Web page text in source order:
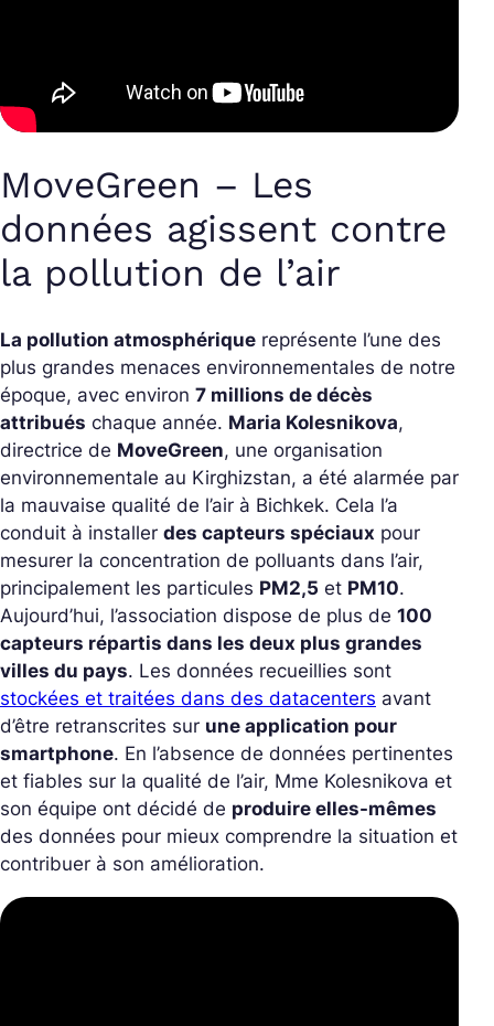
MoveGreen – Les
données agissent contre
la pollution de l’air
La pollution atmosphérique représente l’une des
plus grandes menaces environnementales de notre
époque, avec environ 7 millions de décès
attribués chaque année. Maria Kolesnikova,
directrice de MoveGreen, une organisation
environnementale au Kirghizstan, a été alarmée par
la mauvaise qualité de l’air à Bichkek. Cela l’a
conduit à installer des capteurs spéciaux pour
mesurer la concentration de polluants dans l’air,
principalement les particules PM2,5 et PM10.
Aujourd’hui, l’association dispose de plus de 100
capteurs répartis dans les deux plus grandes
villes du pays. Les données recueillies sont
stockées et traitées dans des datacenters avant
d’être retranscrites sur une application pour
smartphone. En l’absence de données pertinentes
et fiables sur la qualité de l’air, Mme Kolesnikova et
son équipe ont décidé de produire elles-mêmes
des données pour mieux comprendre la situation et
contribuer à son amélioration.